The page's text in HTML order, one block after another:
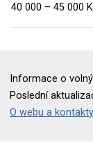
40 000 – 45 000
Informace o
Poslední
O webu a kontakty